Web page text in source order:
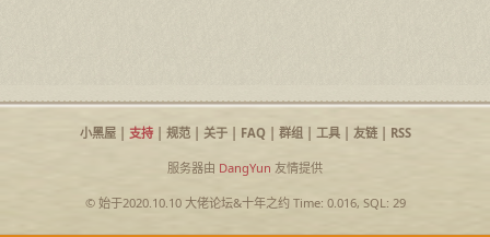
小黑屋| 支持| 规范| 关于| FAQ| 群组| 工具| 友链| RSS
服务器由 DangYun 友情提供
© 始于2020.10.10 大佬论坛&十年之约Time: 0.016, SQL: 29